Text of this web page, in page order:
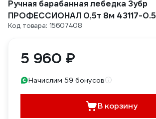
Ручная барабанная лебедка Зубр
ПРОФЕССИОНАЛ 0,5т 8м 43117-0.5
Код товара: 15607408
5 960 ₽
Начислим 59 бонусов
В корзину